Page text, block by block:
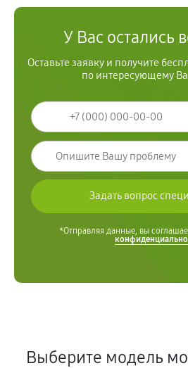
У Вас остались
Оставьте заявку и получите
по интересующему
*Отправляя данные, вы
Выберите модель